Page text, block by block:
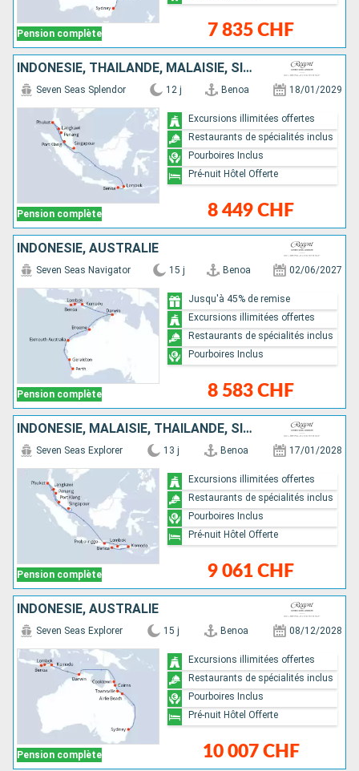
Pension complète 7 835 CHF
INDONÉSIE, THAÏLANDE, MALAISIE, SINGAPOUR
Pension complète
Seven Seas Splendor 12 j Benoa 18/01/2029
8 449 CHF
Excursions illimitées offertes
Restaurants de spécialités inclus
Pourboires Inclus
Pré-nuit Hôtel Offerte
INDONÉSIE, AUSTRALIE
Pension complète
Seven Seas Navigator 15 j Benoa 02/06/2027
8 583 CHF
Jusqu'à 45% de remise
Excursions illimitées offertes
Restaurants de spécialités inclus
Pourboires Inclus
INDONÉSIE, MALAISIE, THAÏLANDE, SINGAPOUR
Pension complète
Seven Seas Explorer 13 j Benoa 17/01/2028
9 061 CHF
Excursions illimitées offertes
Restaurants de spécialités inclus
Pourboires Inclus
Pré-nuit Hôtel Offerte
INDONÉSIE, AUSTRALIE
Pension complète
Seven Seas Explorer 15 j Benoa 08/12/2028
10 007 CHF
Excursions illimitées offertes
Restaurants de spécialités inclus
Pourboires Inclus
Pré-nuit Hôtel Offerte